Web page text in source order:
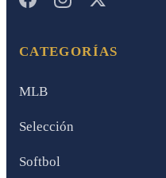
CATEGORÍAS
MLB
Selección
Softbol